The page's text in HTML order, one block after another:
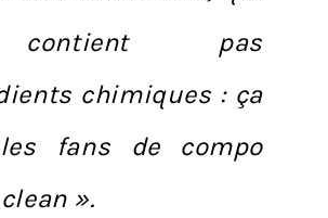
pas
chimiques : ça
fans de compo
».